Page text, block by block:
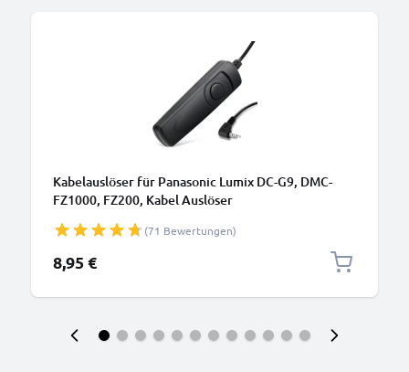
Kabelauslöser für Panasonic Lumix DC-G9, DMC-
FZ1000, FZ200, Kabel Auslöser
(71 Bewertungen)
8,95 €